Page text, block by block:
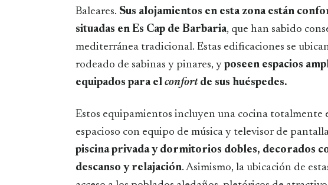
Baleares. Sus alojamientos en esta zona están
situadas en Es Cap de Barbaria, que han sabido
mediterránea tradicional. Estas edificaciones se
rodeado de sabinas y pinares, yposeen espacios
equipados para el confortde sus huéspedes.
Estos equipamientos incluyen una cocina totalmente
espacioso con equipo de música y televisor de
piscina privada y dormitorios dobles, decorados
descanso y relajación. Asimismo, la ubicación de